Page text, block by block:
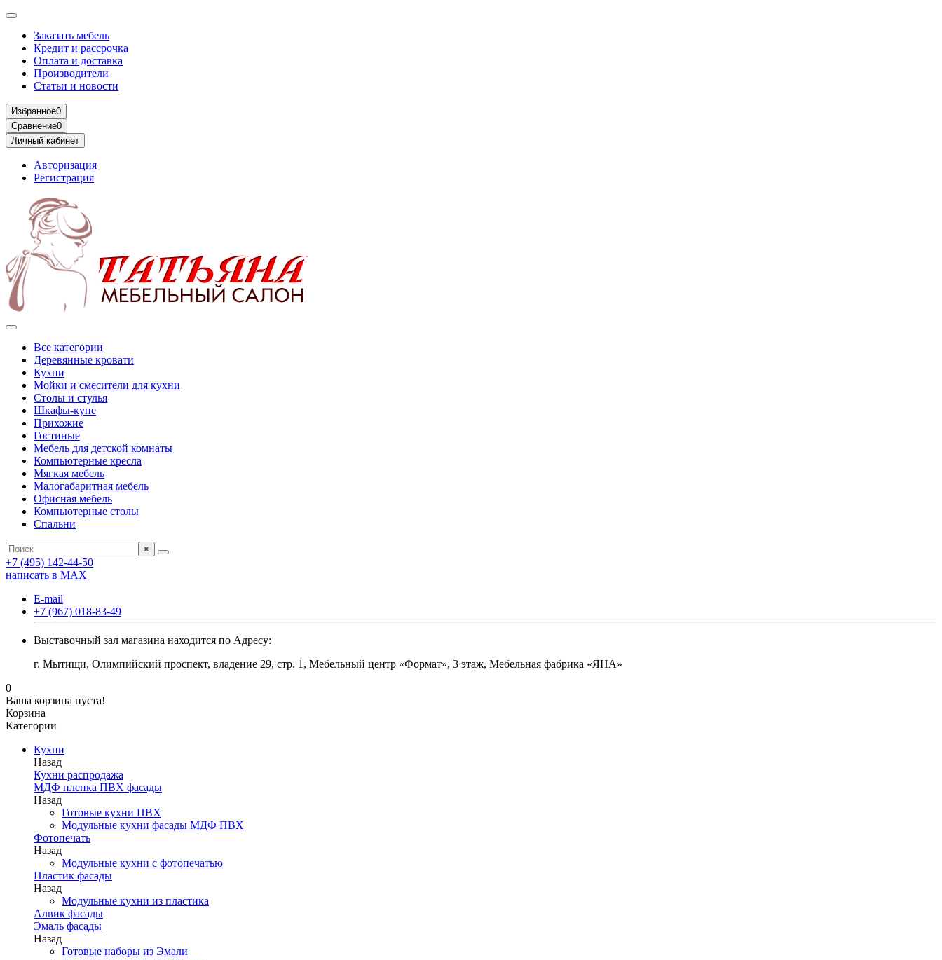
Заказать мебель
Кредит и рассрочка
Оплата и доставка
Производители
Статьи и новости
Избранное0
Сравнение0
Личный кабинет
Авторизация
Регистрация
Все категории
Деревянные кровати
Кухни
Мойки и смесители для кухни
Столы и стулья
Шкафы-купе
Прихожие
Гостиные
Мебель для детской комнаты
Компьютерные кресла
Мягкая мебель
Малогабаритная мебель
Офисная мебель
Компьютерные столы
Спальни
×
+7 (495) 142-44-50
написать в МАХ
E-mail
+7 (967) 018-83-49
Выставочный зал магазина находится по Адресу:
г. Мытищи, Олимпийский проспект, владение 29, стр. 1, Мебельный центр «Формат», 3 этаж, Мебельная фабрика «ЯНА»
0
Ваша корзина пуста!
Корзина
Категории
Кухни
Назад
Кухни распродажа
МДФ пленка ПВХ фасады
Назад
Готовые кухни ПВХ
Модульные кухни фасады МДФ ПВХ
Фотопечать
Назад
Модульные кухни с фотопечатью
Пластик фасады
Назад
Модульные кухни из пластика
Алвик фасады
Эмаль фасады
Назад
Готовые наборы из Эмали